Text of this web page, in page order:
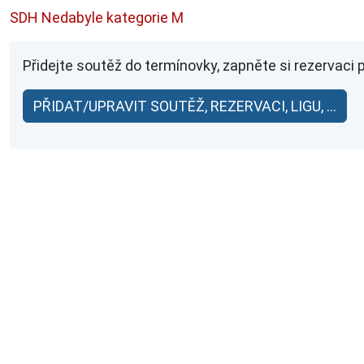
SDH Nedabyle kategorie M
Přidejte soutěž do termínovky, zapněte si rezervaci
PŘIDAT/UPRAVIT SOUTĚŽ, REZERVACI, LIGU, ...